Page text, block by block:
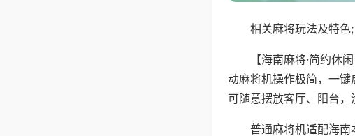
相关麻将玩法及特色;
【海南麻将·简约休
动麻将机操作极简，一键
可随意摆放客厅、阳台，
普通麻将机适配海